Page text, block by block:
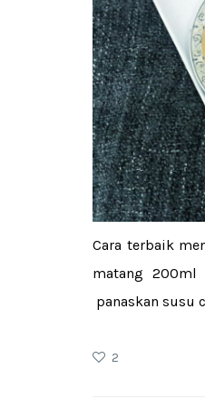
Cara terbaik
matang 200ml
panaskan susu
2